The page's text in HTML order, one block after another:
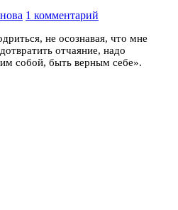
1 комментарий
не осознавая, что мне
отчаяние, надо
собой, быть верным себе».